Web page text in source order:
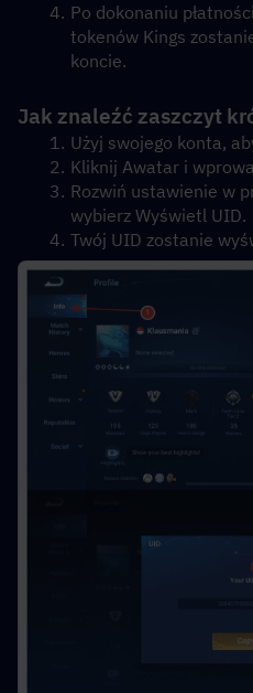
Po dokonaniu
tokenów Kings
koncie.
Jak znaleźć zaszczyt
Użyj swojego konta,
Kliknij Awatar i
Rozwiń ustawienie w
wybierz Wyświetl UID.
Twój UID zostanie